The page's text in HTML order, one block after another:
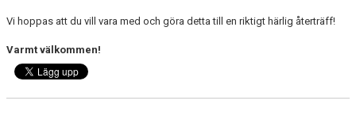
Vi hoppas att du vill vara med och göra detta till en riktigt härlig återträff!
Varmt välkommen!